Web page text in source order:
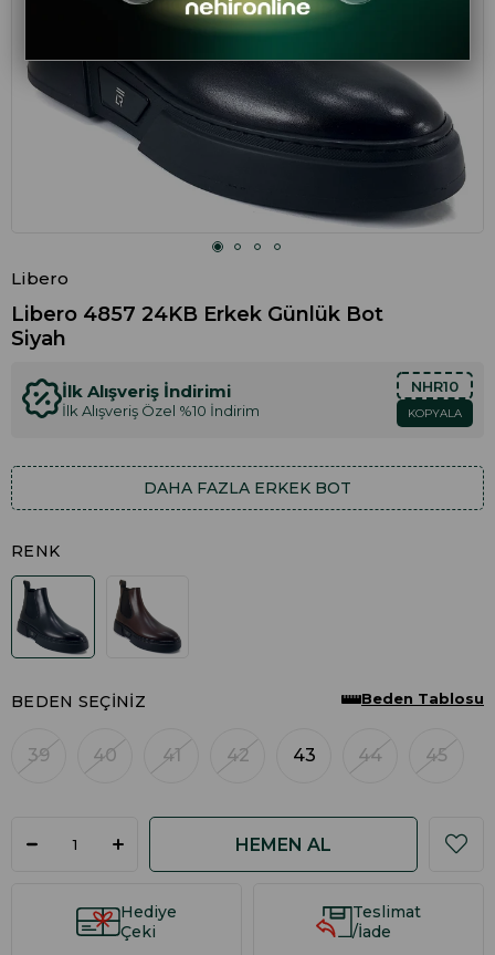
Libero
Libero 4857 24KB Erkek Günlük Bot
Siyah
İlk Alışveriş İndirimi
İlk Alışveriş Özel %10 İndirim
NHR10
KOPYALA
DAHA FAZLA ERKEK BOT
RENK
BEDEN SEÇINIZ
39 40 41 42 43 44 45
Beden Tablosu
Hediye
Çeki
Teslimat
/İade